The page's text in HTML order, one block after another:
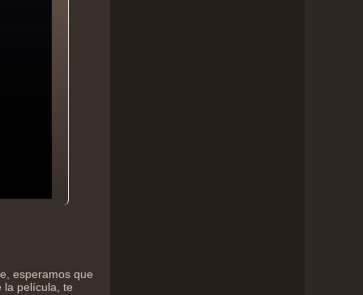
esperamos que
la película, te